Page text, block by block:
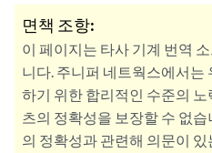
면책 조항:
이 페이지는 타사 기계 번역
니다. 주니퍼 네트웍스에서는
하기 위한 합리적인 수준의
츠의 정확성을 보장할 수 없
의 정확성과 관련해 의문이